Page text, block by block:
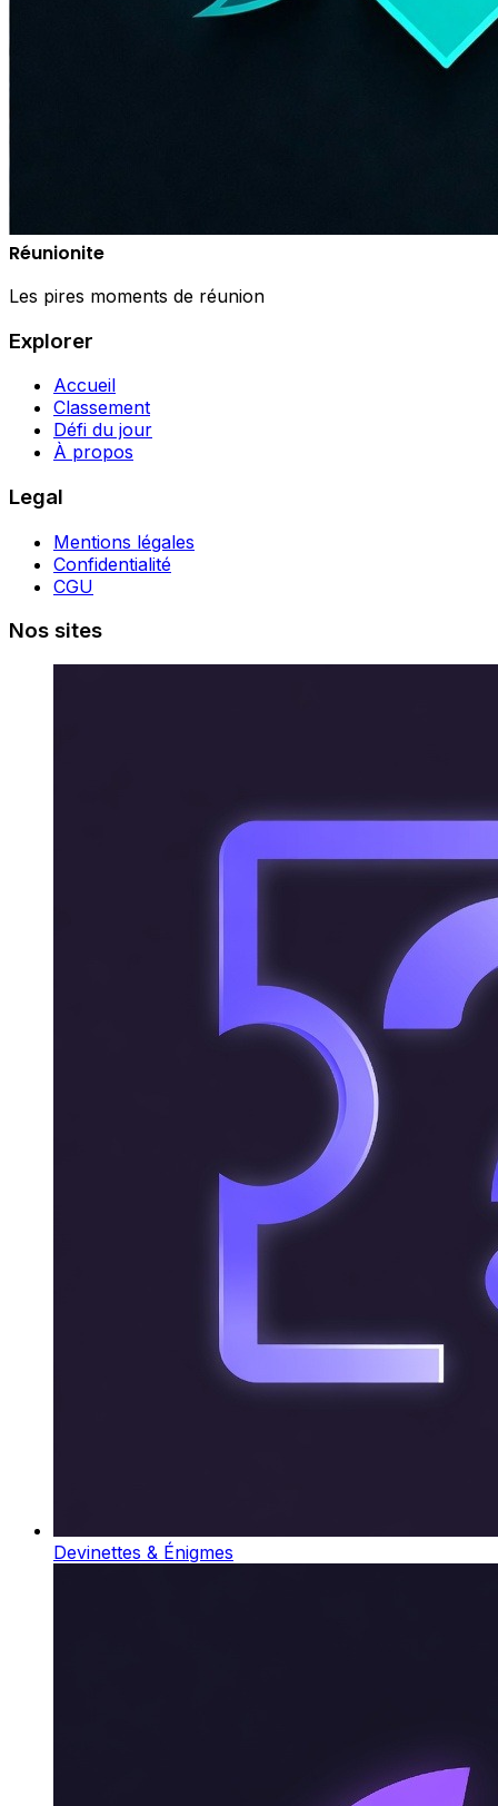
Réunionite
Les pires moments de réunion
Explorer
Accueil
Classement
Défi du jour
À propos
Legal
Mentions légales
Confidentialité
CGU
Nos sites
Devinettes & Énigmes